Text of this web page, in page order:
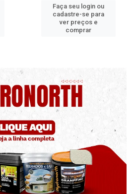
Faça seu login ou
cadastre-se para
ver preços e
comprar